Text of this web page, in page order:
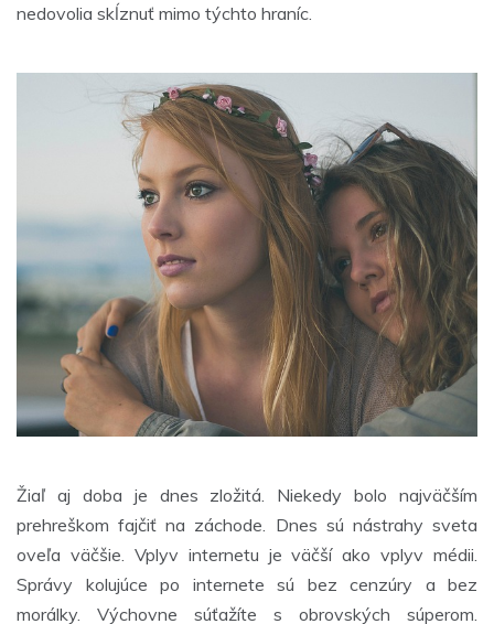
nedovolia skĺznuť mimo týchto hraníc.
Žiaľ aj doba je dnes zložitá. Niekedy bolo najväčším
prehreškom fajčiť na záchode. Dnes sú nástrahy sveta
oveľa väčšie. Vplyv internetu je väčší ako vplyv médii.
Správy kolujúce po internete sú bez cenzúry a bez
morálky. Výchovne súťažíte s obrovských súperom.